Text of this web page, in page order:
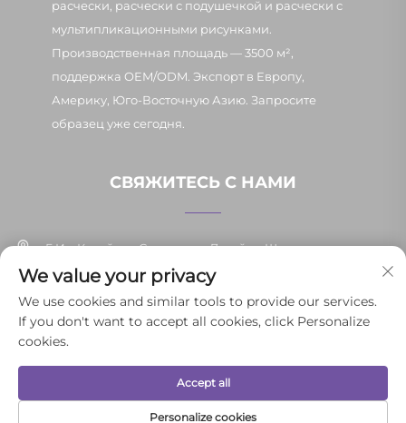
расчески, расчески с подушечкой и расчески с
мультипликационными рисунками.
Производственная площадь — 3500 м²,
поддержка OEM/ODM. Экспорт в Европу,
Америку, Юго-Восточную Азию. Запросите
образец уже сегодня.
СВЯЖИТЕСЬ С НАМИ
Г. Иу, Китай, ул. Синьпан, д. 7, район Шанси
+86-13037647878
[email protected]
© 2025 Иньпэнь Юньли товаров повседневного спроса г. Иу Co.,
Ltd. Все права защищены. Политика конфиденциальности
We value your privacy
We use cookies and similar tools to provide our services.
If you don't want to accept all cookies, click Personalize
cookies.
Personalize cookies
Accept all